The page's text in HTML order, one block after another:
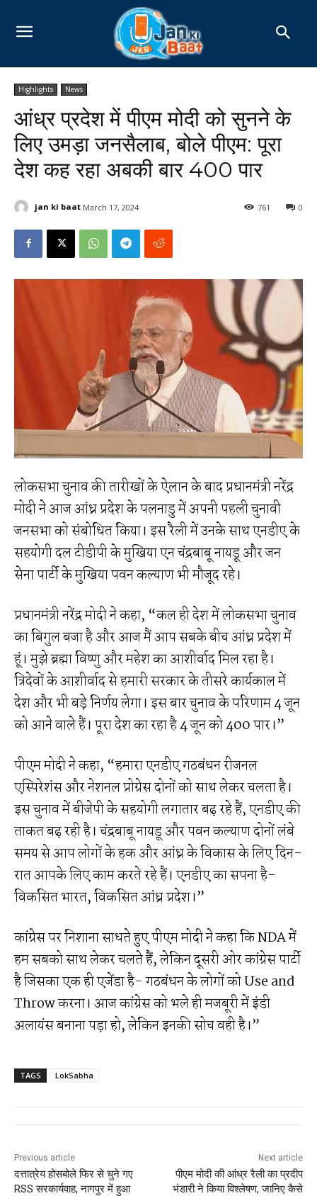
Highlights News
आंध्र प्रदेश में पीएम मोदी को सुनने के
लिए उमड़ा जनसैलाब, बोले पीएम: पूरा
देश कह रहा अबकी बार 400 पार
jan ki baat March 17, 2024 0
761
लोकसभा चुनाव की तारीखों के ऐलान के बाद प्रधानमंत्री नरेंद्र
मोदी ने आज आंध्र प्रदेश के पलनाडु में अपनी पहली चुनावी
जनसभा को संबोधित किया। इस रैली में उनके साथ एनडीए के
सहयोगी दल टीडीपी के मुखिया एन चंद्रबाबू नायडू और जन
सेना पार्टी के मुखिया पवन कल्याण भी मौजूद रहे।
प्रधानमंत्री नरेंद्र मोदी ने कहा, “कल ही देश में लोकसभा चुनाव
का बिगुल बजा है और आज मैं आप सबके बीच आंध्र प्रदेश में
हूं। मुझे ब्रह्मा विष्णु और महेश का आशीर्वाद मिल रहा है।
त्रिदेवों के आशीर्वाद से हमारी सरकार के तीसरे कार्यकाल में
देश और भी बड़े निर्णय लेगा। इस बार चुनाव के परिणाम 4 जून
को आने वाले हैं। पूरा देश का रहा है 4 जून को 400 पार।”
पीएम मोदी ने कहा, “हमारा एनडीए गठबंधन रीजनल
एस्पिरेशंस और नेशनल प्रोग्रेस दोनों को साथ लेकर चलता है।
इस चुनाव में बीजेपी के सहयोगी लगातार बढ़ रहे हैं, एनडीए की
ताकत बढ़ रही है। चंद्रबाबू नायडू और पवन कल्याण दोनों लंबे
समय से आप लोगों के हक और आंध्र के विकास के लिए दिन-
रात आपके लिए काम करते रहे हैं। एनडीए का सपना है-
विकसित भारत, विकसित आंध्र प्रदेश।”
कांग्रेस पर निशाना साधते हुए पीएम मोदी ने कहा कि NDA में
हम सबको साथ लेकर चलते हैं, लेकिन दूसरी ओर कांग्रेस पार्टी
है जिसका एक ही एजेंडा है- गठबंधन के लोगों को Use and
Throw करना। आज कांग्रेस को भले ही मजबूरी में इंडी
अलायंस बनाना पड़ा हो, लेकिन इनकी सोच वही है।”
TAGS LokSabha
Previous article
दत्तात्रेय होसबोले फिर से चुने गए
RSS सरकार्यवाह, नागपुर में हुआ
Next article
पीएम मोदी की आंध्र रैली का प्रदीप
भंडारी ने किया विश्लेषण, जानिए कैसे